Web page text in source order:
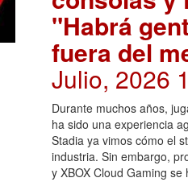
"Habrá
fuera del
Julio, 2026
Durante muchos años,
ha sido una experiencia
Stadia ya vimos cómo el
industria. Sin embargo,
y XBOX Cloud Gaming